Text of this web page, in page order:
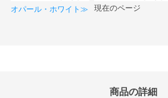
オパール・ホワイト≫ 現在のページ
商品の詳細